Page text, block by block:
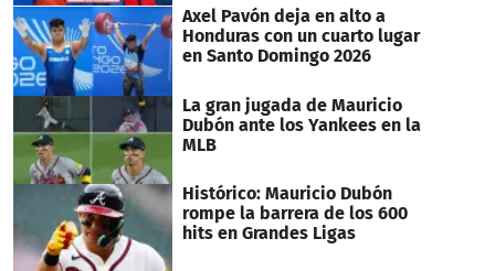
Axel Pavón deja en alto a
Honduras con un cuarto lugar
en Santo Domingo 2026
La gran jugada de Mauricio
Dubón ante los Yankees en la
MLB
Histórico: Mauricio Dubón
rompe la barrera de los 600
hits en Grandes Ligas